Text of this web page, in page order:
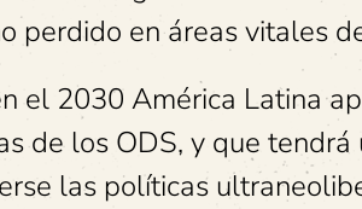
perdido en áreas vitales
el 2030 América Latina
de los ODS, y que
las políticas